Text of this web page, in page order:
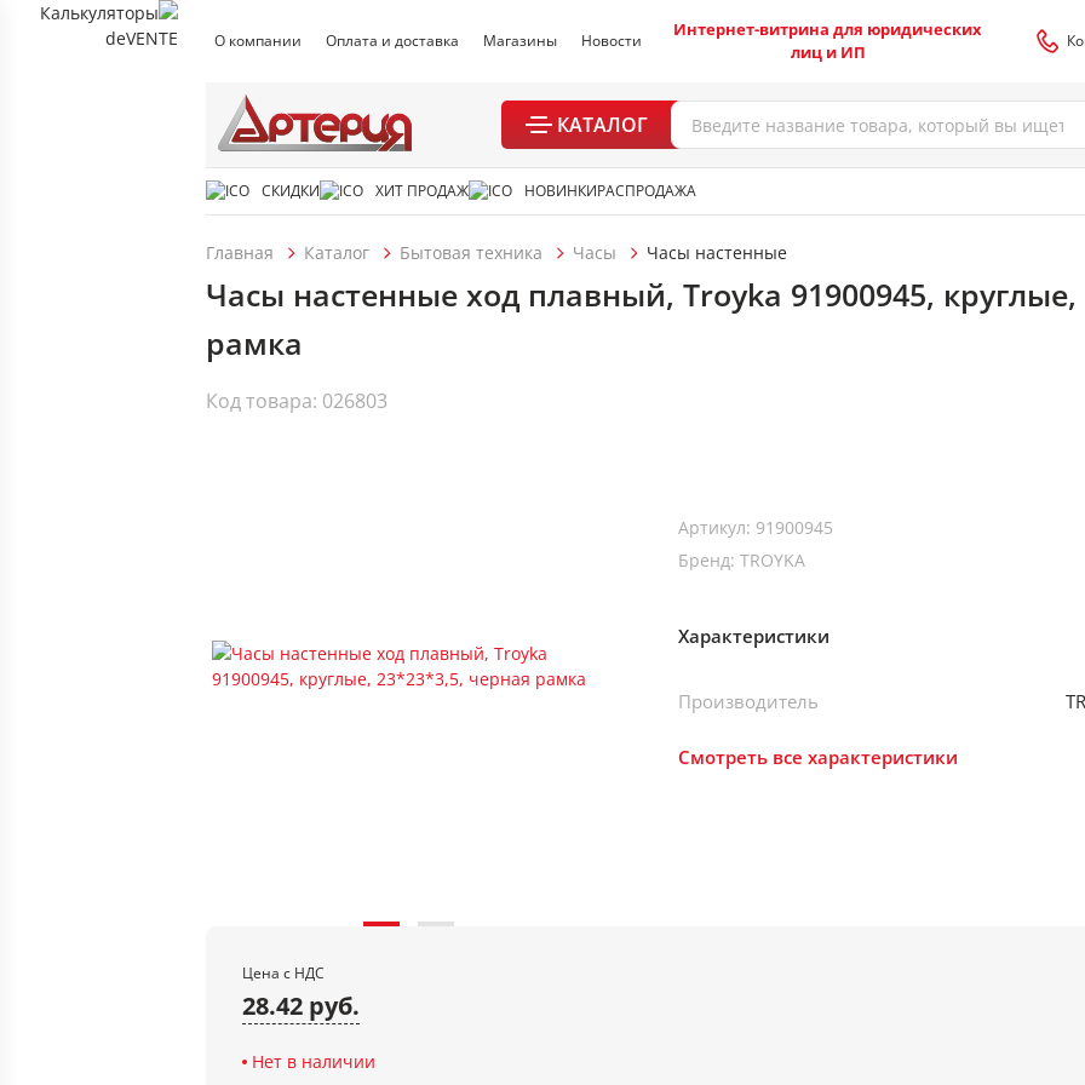
О компании Оплата и доставка Магазины Новости
Интернет-витрина для юридических
лиц и ИП
КАТАЛОГ
СКИДКИ ХИТ ПРОДАЖ НОВИНКИРАСПРОДАЖА
Главная Каталог Бытовая техника Часы Часы настенные
Часы настенные ход плавный, Troyka 91900945,
рамка
Код товара: 026803
Артикул: 91900945
Бренд: TROYKA
Характеристики
Производитель
Смотреть все характеристики
Цена с НДС
28.42 руб.
Нет в наличии